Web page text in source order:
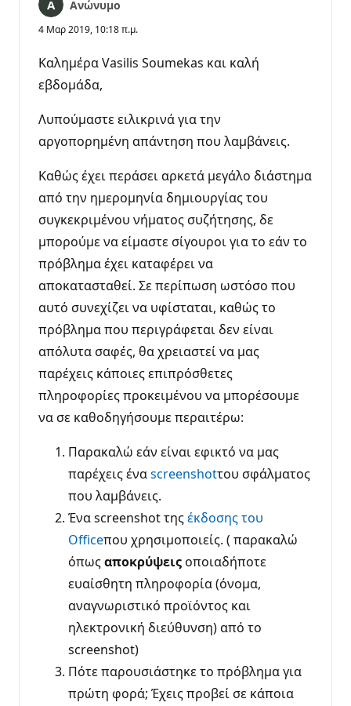
Ανώνυμο
4 Μαρ 2019, 10:18 π.μ.
Kαλημέρα Vasilis Soumekas και καλή
εβδομάδα,
Λυπούμαστε ειλικρινά για την
αργοπορημένη απάντηση που λαμβάνεις.
Καθώς έχει περάσει αρκετά μεγάλο διάστημα
από την ημερομηνία δημιουργίας του
συγκεκριμένου νήματος συζήτησης, δε
μπορούμε να είμαστε σίγουροι για το εάν το
πρόβλημα έχει καταφέρει να
αποκατασταθεί. Σε περίπωση ωστόσο που
αυτό συνεχίζει να υφίσταται, καθώς το
πρόβλημα που περιγράφεται δεν είναι
απόλυτα σαφές, θα χρειαστεί να μας
παρέχεις κάποιες επιπρόσθετες
πληροφορίες προκειμένου να μπορέσουμε
να σε καθοδηγήσουμε περαιτέρω:
Παρακαλώ εάν είναι εφικτό να μας
παρέχεις έναscreenshotτου σφάλματος
που λαμβάνεις.
Ένα screenshot τηςέκδοσης του
Officeπου χρησιμοποιείς. ( παρακαλώ
όπωςαποκρύψειςοποιαδήποτε
ευαίσθητη πληροφορία (όνομα,
αναγνωριστικό προϊόντος και
ηλεκτρονική διεύθυνση) από το
screenshot)
Πότε παρουσιάστηκε το πρόβλημα για
πρώτη φορά; Έχεις προβεί σε κάποια